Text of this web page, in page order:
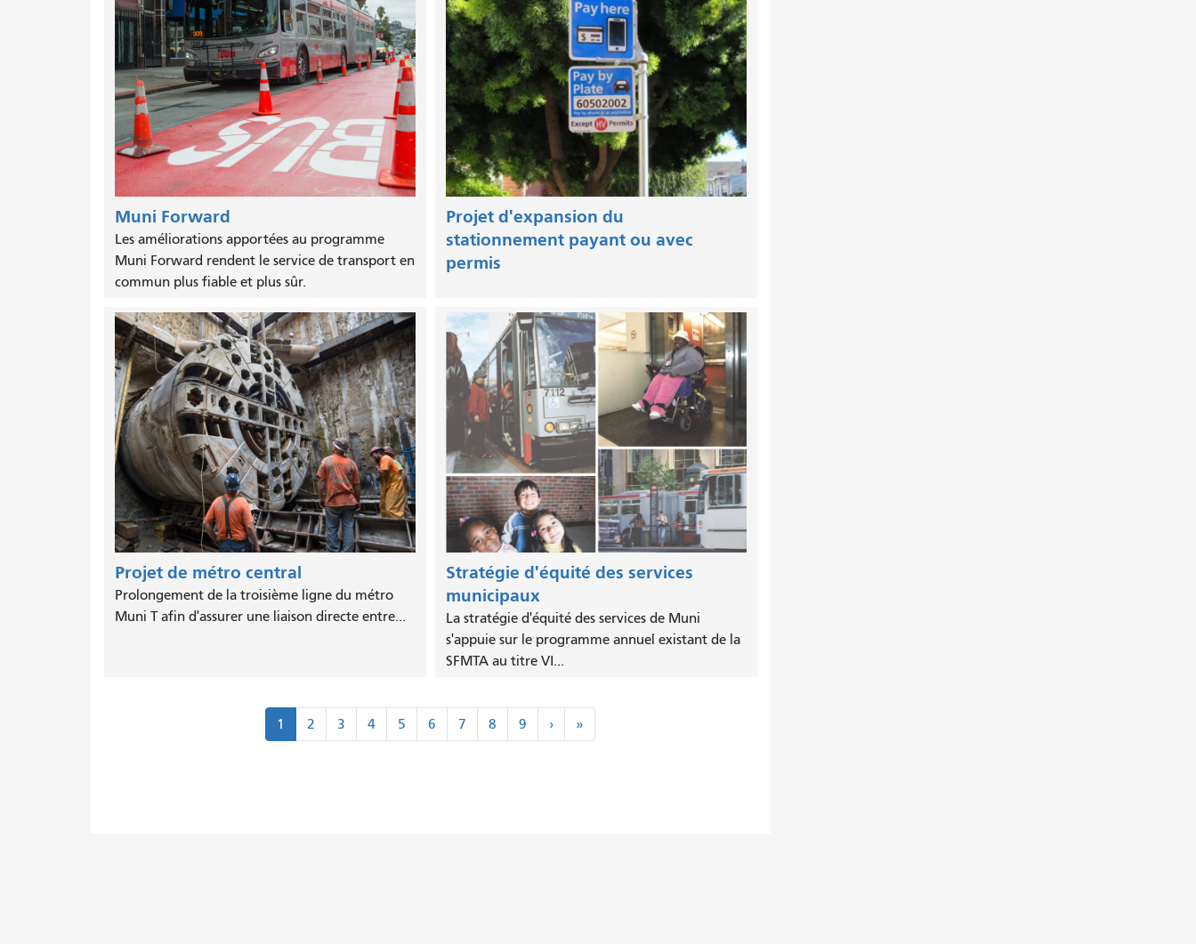
Muni Forward
Les améliorations apportées au programme
Muni Forward rendent le service de transport en
commun plus fiable et plus sûr.
Projet d'expansion du
stationnement payant ou avec
permis
Projet de métro central
Prolongement de la troisième ligne du métro
Muni T afin d'assurer une liaison directe entre...
Stratégie d'équité des services
municipaux
La stratégie d'équité des services de Muni
s'appuie sur le programme annuel existant de la
SFMTA au titre VI...
1 2 3 4 5 6 7 8 9 ›Suivant
›
»
»